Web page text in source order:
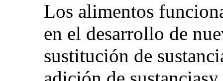
Los alimentos
en el desarrollo de
sustitución de